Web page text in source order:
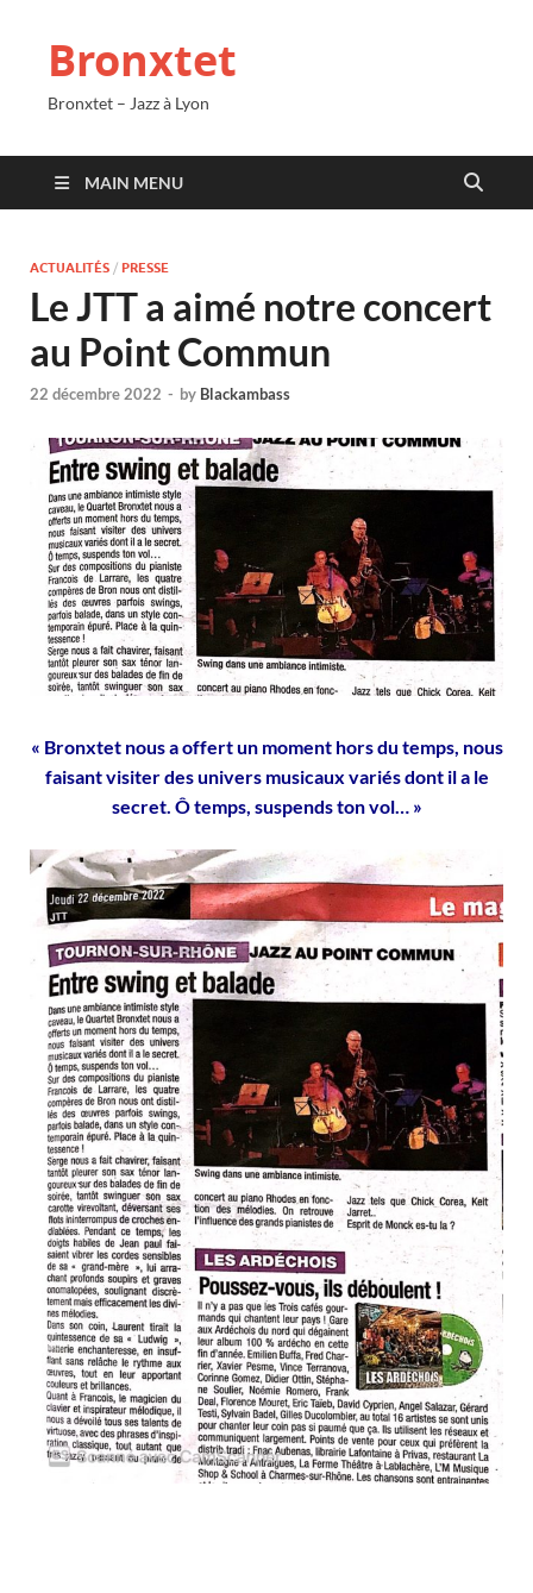
Bronxtet
Bronxtet – Jazz à Lyon
MAIN MENU
ACTUALITÉS / PRESSE
Le JTT a aimé notre concert
au Point Commun
22 décembre 2022 - by Blackambass
« Bronxtet nous a offert un moment hors du temps, nous
faisant visiter des univers musicaux variés dont il a le
secret. Ô temps, suspends ton vol… »